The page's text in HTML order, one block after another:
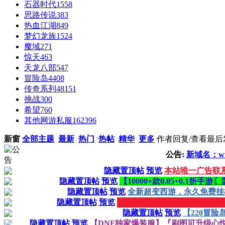
石器时代1558
思路传说383
热血江湖849
梦幻龙族1524
魔域271
惊天463
天龙八部547
冒险岛4408
传奇系列 48151
挑战300
希望760
其他网游私服162396
新窗 全部主题 最新 热门 热帖 精华 更多 作者回复/查看最后
公告: 新域名：
隐藏置顶帖 预览 本站唯一广告联
隐藏置顶帖 预览
【10000+款0.05+0.1折手游
隐藏置顶帖 预览 全新超变西游，永久免费
隐藏置顶帖 预览
隐藏置顶帖 预览
【220冒
隐藏置顶帖 预览 【DNF独家爆装服】『刷图可升级